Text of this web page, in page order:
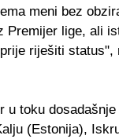
meni bez
Premijer lige, ali
riješiti status",
u toku
(Estonija),